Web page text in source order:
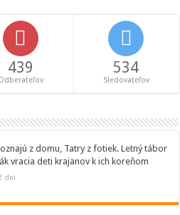
439 534
Sledovateľov
z domu, Tatry z fotiek. Letný tábor
vracia deti krajanov k ich koreňom
dni